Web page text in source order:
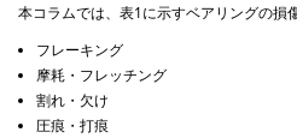
本コラムでは、表1に示すベアリングの損
フレーキング
摩耗・フレッチング
割れ・欠け
圧痕・打痕